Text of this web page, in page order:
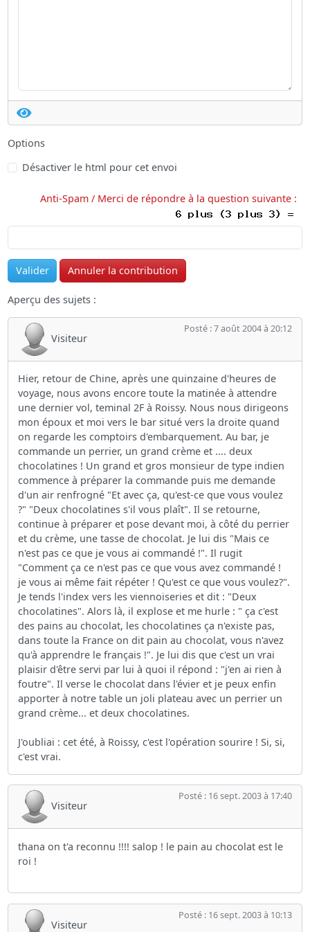
Options
Désactiver le html pour cet envoi
Anti-Spam / Merci de répondre à la question suivante :
Aperçu des sujets :
Visiteur
Posté : 7 août 2004 à 20:12
Hier, retour de Chine, après une quinzaine d'heures de
voyage, nous avons encore toute la matinée à attendre
une dernier vol, teminal 2F à Roissy. Nous nous dirigeons
mon époux et moi vers le bar situé vers la droite quand
on regarde les comptoirs d'embarquement. Au bar, je
commande un perrier, un grand crème et .... deux
chocolatines ! Un grand et gros monsieur de type indien
commence à préparer la commande puis me demande
d'un air renfrogné "Et avec ça, qu'est-ce que vous voulez
?" "Deux chocolatines s'il vous plaît". Il se retourne,
continue à préparer et pose devant moi, à côté du perrier
et du crème, une tasse de chocolat. Je lui dis "Mais ce
n'est pas ce que je vous ai commandé !". Il rugit
"Comment ça ce n'est pas ce que vous avez commandé !
je vous ai même fait répéter ! Qu'est ce que vous voulez?".
Je tends l'index vers les viennoiseries et dit : "Deux
chocolatines". Alors là, il explose et me hurle : " ça c'est
des pains au chocolat, les chocolatines ça n'existe pas,
dans toute la France on dit pain au chocolat, vous n'avez
qu'à apprendre le français !". Je lui dis que c'est un vrai
plaisir d'être servi par lui à quoi il répond : "j'en ai rien à
foutre". Il verse le chocolat dans l'évier et je peux enfin
apporter à notre table un joli plateau avec un perrier un
grand crème... et deux chocolatines.
J'oubliai : cet été, à Roissy, c'est l'opération sourire ! Si, si,
c'est vrai.
Visiteur
Posté : 16 sept. 2003 à 17:40
thana on t'a reconnu !!!! salop ! le pain au chocolat est le
roi !
Visiteur
Posté : 16 sept. 2003 à 10:13